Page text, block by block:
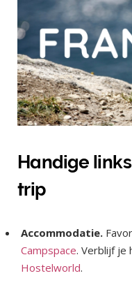
Handige
trip
Accommodatie.
Campspace. Verblijf je
Hostelworld.